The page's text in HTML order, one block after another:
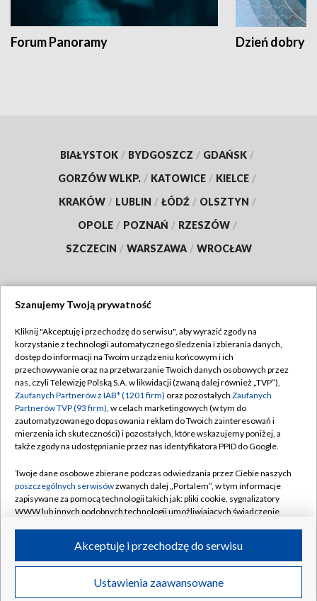
Forum Panoramy Dzień dobry
BIAŁYSTOK / BYDGOSZCZ / GDAŃSK /
GORZÓW WLKP. / KATOWICE / KIELCE /
KRAKÓW / LUBLIN / ŁÓDŹ / OLSZTYN /
OPOLE / POZNAŃ / RZESZÓW /
SZCZECIN / WARSZAWA / WROCŁAW
TVP
Abonament TVP
Emisja w TVP
Centrum informacji TVP
Naziemna Telewizja Cyfrowa
Rada Programowa
System NOS
Informacje o nadawcy
Program dla prasy
Ogłoszenie przetargowe
Regulamin TVP
Polityka prywatności
Moje zgody
Pomoc
Kontakt
Kanały
©2026 Telewizja Polska S.A. w likwidacji
Szanujemy Twoją prywatność
Kliknij "Akceptuję i przechodzę do serwisu", aby wyrazić zgody na
korzystanie z technologii automatycznego śledzenia i zbierania danych,
dostęp do informacji na Twoim urządzeniu końcowym i ich
przechowywanie oraz na przetwarzanie Twoich danych osobowych przez
nas, czyli Telewizję Polską S.A. w likwidacji (zwaną dalej również „TVP”),
Zaufanych Partnerów z IAB* (1201 firm) oraz pozostałych Zaufanych
Partnerów TVP (93 firm), w celach marketingowych (w tym do
zautomatyzowanego dopasowania reklam do Twoich zainteresowań i
mierzenia ich skuteczności) i pozostałych, które wskazujemy poniżej, a
także zgody na udostępnianie przez nas identyfikatora PPID do Google.
Twoje dane osobowe zbierane podczas odwiedzania przez Ciebie naszych
poszczególnych serwisówzwanych dalej „Portalem”, w tym informacje
zapisywane za pomocą technologii takich jak: pliki cookie, sygnalizatory
WWW lub innych podobnych technologii umożliwiających świadczenie
ruchu w Internecie.
Twoje dane osobowe zbierane podczas odwiedzania przez Ciebie
poszczególnych serwisówna Portalu, takie jak adresy IP, identyfikatory
Ustawienia zaawansowane
Akceptuję i przechodzę do serwisu